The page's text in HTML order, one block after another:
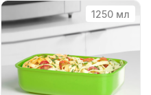
1250 мл